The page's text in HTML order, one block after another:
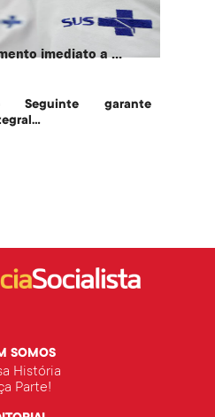
imediato a ...
garante
SOMOS
História
Parte!